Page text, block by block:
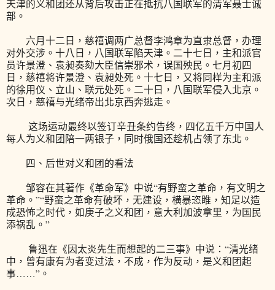
天津的义和团还从背后攻击正在抵抗八国联军的清军聂士诚
部。
六月十二日，慈禧调两广总督李鸿章为直隶总督，办理
对外交涉。十八日，八国联军陷天津。二十七日，主和派官
员许景澄、袁昶奏劾大臣信崇邪术，误国殃民。七月初四
日，慈禧将许景澄、袁昶处死。十七日，又将同样为主和派
的徐用仪、立山、联元处死。二十日，八国联军侵入北京。
次日，慈禧与光绪帝出北京西奔逃走。
这场运动最终以签订辛丑条约告终，四亿五千万中国人
每人为义和团陪一两银子，同时俄国还趁机占领了东北。
四、后世对义和团的看法
邹容在其著作《革命军》中说“有野蛮之革命，有文明之
革命。”“野蛮之革命有破坏，无建设，横暴恣睢，知足以造
成恐怖之时代，如庚子之义和团，意大利加波拿里，为国民
添祸乱。”
鲁迅在《因太炎先生而想起的二三事》中说：“清光绪
中，曾有康有为者变过法，不成，作为反动，是义和团起
事……”。